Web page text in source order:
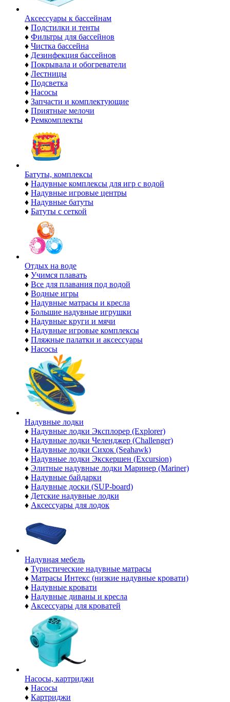
Аксессуары к бассейнам
♦ Подстилки и тенты
♦ Фильтры для бассейнов
♦ Чистка бассейна
♦ Дезинфекция бассейнов
♦ Покрывала и обогреватели
♦ Лестницы
♦ Подсветка
♦ Насосы
♦ Запчасти и комплектующие
♦ Приятные мелочи
♦ Ремкомплекты
Батуты, комплексы
♦ Надувные комплексы для игр с водой
♦ Надувные игровые центры
♦ Надувные батуты
♦ Батуты с сеткой
Отдых на воде
♦ Учимся плавать
♦ Все для плавания под водой
♦ Водные игры
♦ Надувные матрасы и кресла
♦ Большие надувные игрушки
♦ Надувные круги и мячи
♦ Надувные игровые комплексы
♦ Пляжные палатки и аксессуары
♦ Насосы
Надувные лодки
♦ Надувные лодки Эксплорер (Explorer)
♦ Надувные лодки Челенджер (Challenger)
♦ Надувные лодки Сихок (Seahawk)
♦ Надувные лодки Экскершен (Excursion)
♦ Элитные надувные лодки Маринер (Mariner)
♦ Надувные байдарки
♦ Надувные доски (SUP-board)
♦ Детские надувные лодки
♦ Аксессуары для лодок
Надувная мебель
♦ Туристические надувные матрасы
♦ Матрасы Интекс (низкие надувные кровати)
♦ Надувные кровати
♦ Надувные диваны и кресла
♦ Аксессуары для кроватей
Насосы, картриджи
♦ Насосы
♦ Картриджи